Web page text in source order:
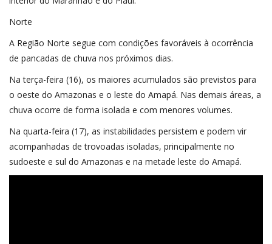
Norte
A Região Norte segue com condições favoráveis à ocorrência
de pancadas de chuva nos próximos dias.
Na terça-feira (16), os maiores acumulados são previstos para
o oeste do Amazonas e o leste do Amapá. Nas demais áreas, a
chuva ocorre de forma isolada e com menores volumes.
Na quarta-feira (17), as instabilidades persistem e podem vir
acompanhadas de trovoadas isoladas, principalmente no
sudoeste e sul do Amazonas e na metade leste do Amapá.